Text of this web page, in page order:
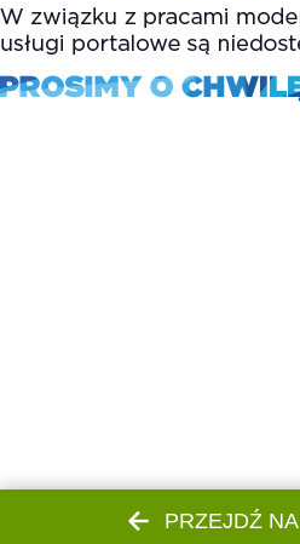
PRZEJDŹ NA